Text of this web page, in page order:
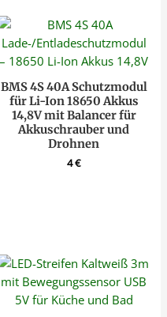
BMS 4S 40A Schutzmodul
für Li-Ion 18650 Akkus
14,8V mit Balancer für
Akkuschrauber und
Drohnen
4€